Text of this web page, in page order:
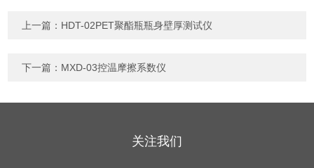
上一篇： HDT-02PET聚酯瓶瓶身壁厚测试仪
下一篇： MXD-03控温摩擦系数仪
关注我们